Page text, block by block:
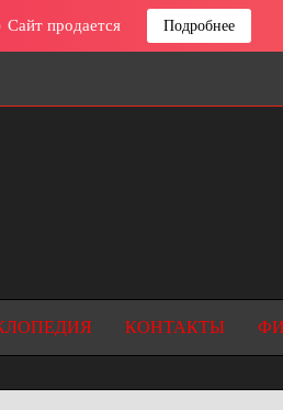
Сайт продается Подробнее
КОНТАКТЫ